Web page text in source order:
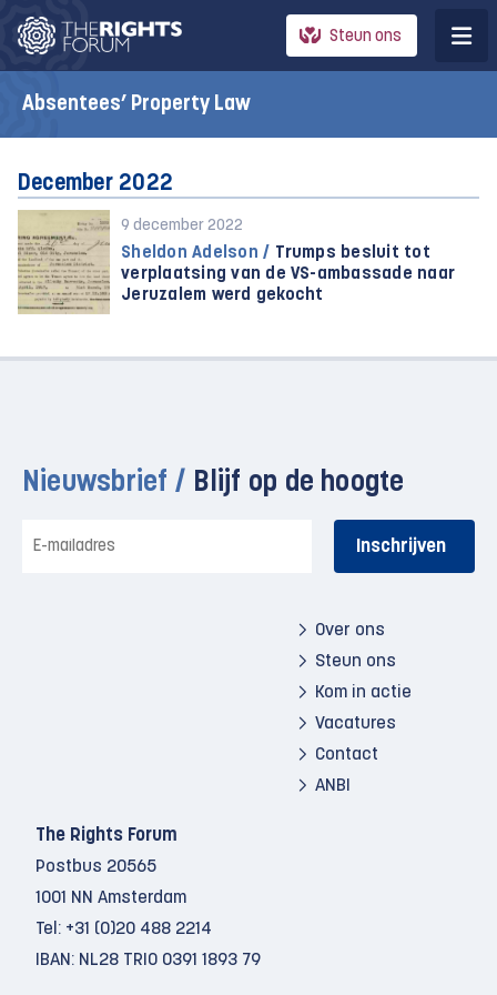
Steun ons
Absentees’ Property Law
December 2022
9 december 2022
Sheldon Adelson / Trumps besluit tot
verplaatsing van de VS-ambassade naar
Jeruzalem werd gekocht
Nieuwsbrief / Blijf op de hoogte
mailadres
Over ons
Steun ons
Kom in actie
Vacatures
Contact
ANBI
The Rights Forum
Postbus 20565
1001 NN Amsterdam
Tel: +31 (0)20 488 2214
IBAN: NL28 TRIO 0391 1893 79